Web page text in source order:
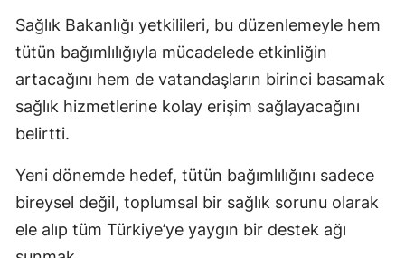
Sağlık Bakanlığı yetkilileri, bu düzenlemeyle hem
tütün bağımlılığıyla mücadelede etkinliğin
artacağını hem de vatandaşların birinci basamak
sağlık hizmetlerine kolay erişim sağlayacağını
belirtti.
Yeni dönemde hedef, tütün bağımlılığını sadece
bireysel değil, toplumsal bir sağlık sorunu olarak
ele alıp tüm Türkiye’ye yaygın bir destek ağı